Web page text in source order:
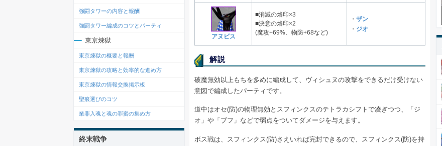
アヌビス
■消滅の烙印×3
■決意の烙印×2
(魔攻+69%、物防+68など)
・ ザン
・ ジオ
解説
破魔無効以上もちを多めに編成して、ヴィシュヌの攻撃をできるだけ受けない
意図で編成したパーティです。
道中はオセ(防)の物理無効とスフィンクスのテトラカシフトで凌ぎつつ、「ジ
オ」や「ブフ」などで弱点をついてダメージを与えます。
ボス戦は、スフィンクス(防)さえいれば完封できるので、スフィンクス(防)を持
強闘タワーの内容と報酬
強闘タワー編成のコツとパーティ
東京煉獄
東京煉獄の概要と報酬
東京煉獄の攻略と効率的な進め方
東京煉獄の情報交換掲示板
聖痕選びのコツ
業罪入魂と魂の罪蜜の集め方
終末戦争